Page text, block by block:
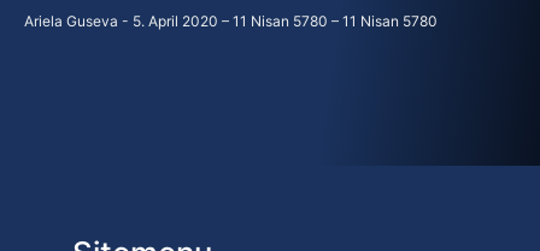
Ariela Guseva 5. April 2020 – 11 Nisan 5780 – 11 Nisan 5780